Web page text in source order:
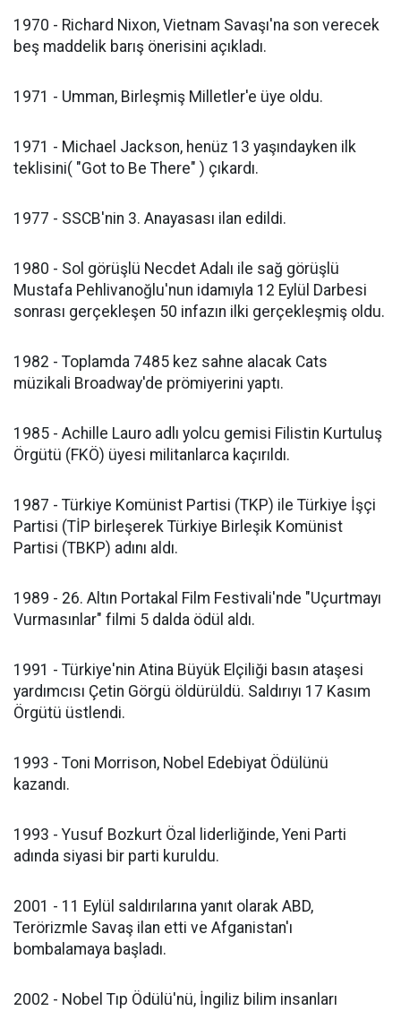
1970 - Richard Nixon, Vietnam Savaşı'na son verecek
beş maddelik barış önerisini açıkladı.
1971 - Umman, Birleşmiş Milletler'e üye oldu.
1971 - Michael Jackson, henüz 13 yaşındayken ilk
teklisini( "Got to Be There" ) çıkardı.
1977 - SSCB'nin 3. Anayasası ilan edildi.
1980 - Sol görüşlü Necdet Adalı ile sağ görüşlü
Mustafa Pehlivanoğlu'nun idamıyla 12 Eylül Darbesi
sonrası gerçekleşen 50 infazın ilki gerçekleşmiş oldu.
1982 - Toplamda 7485 kez sahne alacak Cats
müzikali Broadway'de prömiyerini yaptı.
1985 - Achille Lauro adlı yolcu gemisi Filistin Kurtuluş
Örgütü (FKÖ) üyesi militanlarca kaçırıldı.
1987 - Türkiye Komünist Partisi (TKP) ile Türkiye İşçi
Partisi (TİP birleşerek Türkiye Birleşik Komünist
Partisi (TBKP) adını aldı.
1989 - 26. Altın Portakal Film Festivali'nde "Uçurtmayı
Vurmasınlar" filmi 5 dalda ödül aldı.
1991 - Türkiye'nin Atina Büyük Elçiliği basın ataşesi
yardımcısı Çetin Görgü öldürüldü. Saldırıyı 17 Kasım
Örgütü üstlendi.
1993 - Toni Morrison, Nobel Edebiyat Ödülünü
kazandı.
1993 - Yusuf Bozkurt Özal liderliğinde, Yeni Parti
adında siyasi bir parti kuruldu.
2001 - 11 Eylül saldırılarına yanıt olarak ABD,
Terörizmle Savaş ilan etti ve Afganistan'ı
bombalamaya başladı.
2002 - Nobel Tıp Ödülü'nü, İngiliz bilim insanları